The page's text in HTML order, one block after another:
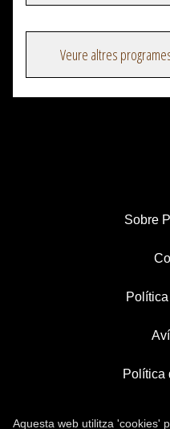
Veure altres
Sobre
Política
Aquesta web utilitza 'cookies'